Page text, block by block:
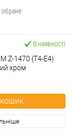
В наявності
Z-1470 (T4-E4)
хром